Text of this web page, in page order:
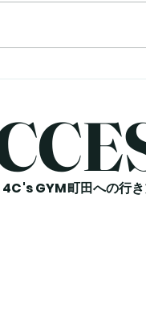
って減るの？」 「汗を
はありませんか？ 結論
えすると、脂肪は汗と
くわけではありません
減る仕組みを知ること
4C's GYM町田への行